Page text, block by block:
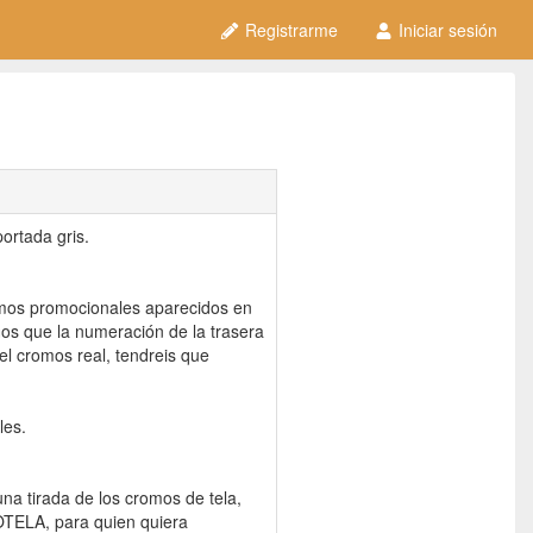
Registrarme Iniciar sesión
gris.
promocionales aparecidos en
que la numeración de la trasera
cromos real, tendreis que
tirada de los cromos de tela,
para quien quiera